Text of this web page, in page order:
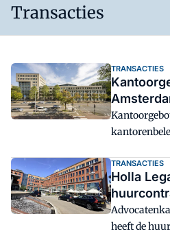
Transacties
TRANSACTIES
is weer
TRANSACTIES
Holla
heeft de